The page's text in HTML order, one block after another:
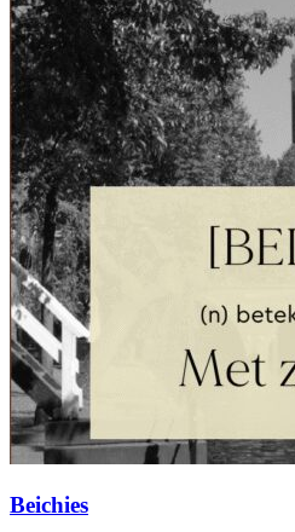
Beichies